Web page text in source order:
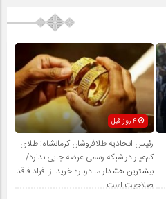
رئیس اتحادیه طلافروشان کرمانشاه: طلای
کم‌عیار در شبکه رسمی عرضه جایی ندارد/
بیشترین هشدار ما درباره خرید از افراد فاقد
صلاحیت است